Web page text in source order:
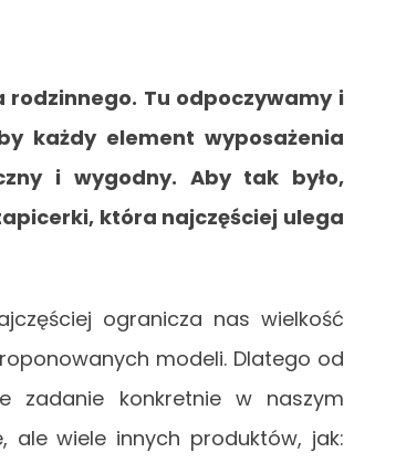
Tu odpoczywamy i
każdy element wyposażenia
i wygodny. Aby tak było,
która najczęściej ulega
ogranicza nas wielkość
modeli. Dlatego od
zadanie konkretnie w naszym
ale wiele innych produktów, jak: